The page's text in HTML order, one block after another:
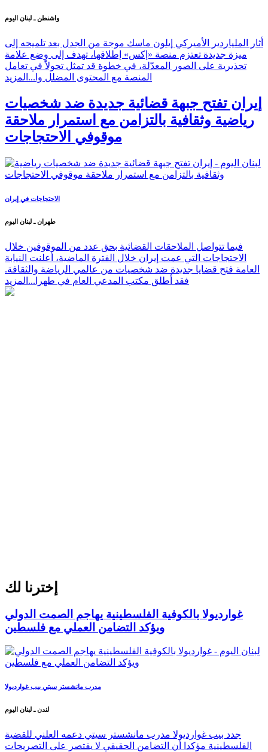
واشنطن ـ لبنان اليوم
أثار الملياردير الأميركي إيلون ماسك موجة من الجدل بعد تلميحه إلى
ميزة جديدة تعتزم منصة «إكس» إطلاقها، تهدف إلى وضع علامة
تحذيرية على الصور المعدّلة، في خطوة قد تمثل تحولاً في تعامل
المنصة مع المحتوى المضلل وا... المزيد
إيران تفتح جبهة قضائية جديدة ضد شخصيات
رياضية وثقافية بالتزامن مع استمرار ملاحقة
موقوفي الاحتجاجات
الاحتجاجات في إيران
طهران ـ لبنان اليوم
فيما تتواصل الملاحقات القضائية بحق عدد من الموقوفين خلال
الاحتجاجات التي عمت إيران خلال الفترة الماضية، أعلنت النيابة
العامة فتح قضايا جديدة ضد شخصيات من عالمي الرياضة والثقافة.
فقد أطلق مكتب المدعي العام في طهرا... المزيد
إخترنا لك
غوارديولا بالكوفية الفلسطينية يهاجم الصمت الدولي
ويؤكد التضامن العملي مع فلسطين
مدرب مانشستر سيتي بيب غوارديولا
لندن ـ لبنان اليوم
جدد بيب غوارديولا مدرب مانشستر سيتي دعمه العلني للقضية
الفلسطينية مؤكدا أن التضامن الحقيقي لا يقتصر على التصريحات